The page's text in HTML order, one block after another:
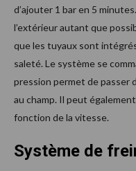
d’ajouter 1 bar en 5
l’extérieur autant que
que les tuyaux sont
saleté. Le système se
pression permet de passer
au champ. Il peut
fonction de la vitesse.
Système de